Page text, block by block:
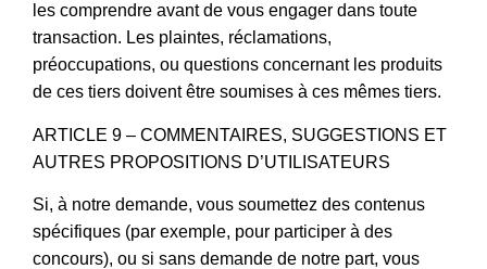
les comprendre avant de vous engager dans toute
transaction. Les plaintes, réclamations,
préoccupations, ou questions concernant les produits
de ces tiers doivent être soumises à ces mêmes tiers.
ARTICLE 9 – COMMENTAIRES, SUGGESTIONS ET
AUTRES PROPOSITIONS D’UTILISATEURS
Si, à notre demande, vous soumettez des contenus
spécifiques (par exemple, pour participer à des
concours), ou si sans demande de notre part, vous